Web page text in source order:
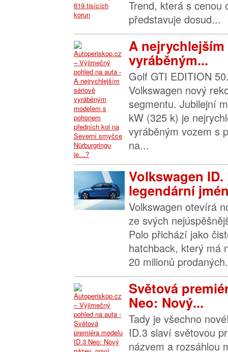
Trend, která s cenou
představuje dosud...
A nejrychlejším
vyráběným...
Golf GTI EDITION
Volkswagen nový
segmentu. Jubilejní
kW (325 k) je
vyráběným vozem s
na...
Volkswagen
legendární
Volkswagen otevírá
ze svých
Polo přichází jako
hatchback, který má
20 milionů
Světová
Neo: Nový...
Tady je všechno
ID.3 slaví světovou
názvem a rozsáhlou